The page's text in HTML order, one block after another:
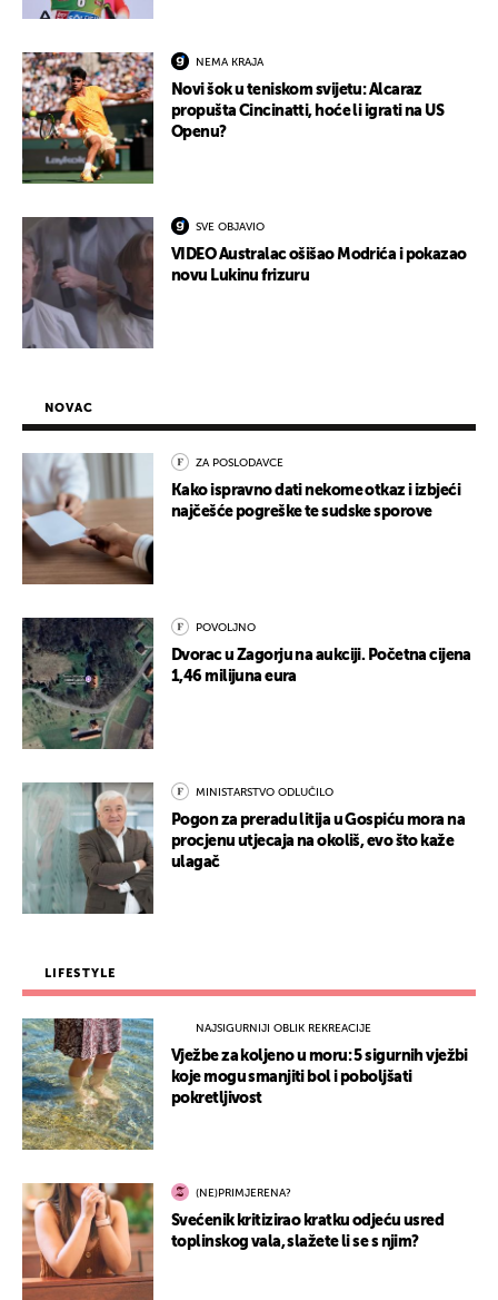
NEMA KRAJA
Novi šok u teniskom svijetu: Alcaraz
propušta Cincinatti, hoće li igrati na US
Openu?
SVE OBJAVIO
VIDEO Australac ošišao Modrića i pokazao
novu Lukinu frizuru
NOVAC
ZA POSLODAVCE
Kako ispravno dati nekome otkaz i izbjeći
najčešće pogreške te sudske sporove
POVOLJNO
Dvorac u Zagorju na aukciji. Početna cijena
1,46 milijuna eura
MINISTARSTVO ODLUČILO
Pogon za preradu litija u Gospiću mora na
procjenu utjecaja na okoliš, evo što kaže
ulagač
LIFESTYLE
NAJSIGURNIJI OBLIK REKREACIJE
Vježbe za koljeno u moru: 5 sigurnih vježbi
koje mogu smanjiti bol i poboljšati
pokretljivost
(NE)PRIMJERENA?
Svećenik kritizirao kratku odjeću usred
toplinskog vala, slažete li se s njim?